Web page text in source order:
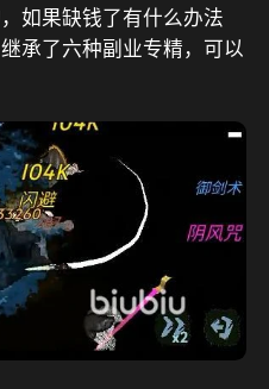
如果缺钱了有什么办法
承了六种副业专精，可以